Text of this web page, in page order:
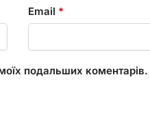
Email *
подальших коментарів.